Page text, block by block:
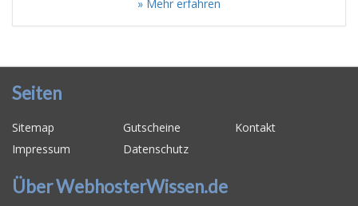
» Mehr erfahren
Seiten
Sitemap Gutscheine
Kontakt
Impressum
Datenschutz
Über WebhosterWissen.de